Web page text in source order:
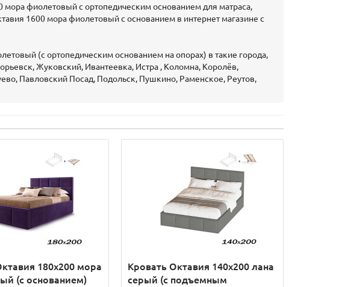
мора фиолетовый с ортопедическим основанием для матраса,
1600 мора фиолетовый с основанием в интернет магазине с
(с ортопедическим основанием на опорах) в такие города,
Жуковский, Ивантеевка, Истра , Коломна, Королёв,
Павловский Посад, Подольск, Пушкино, Раменское, Реутов,
180х200 мора
(с основанием)
Кровать Октавия 140х200 лана
серый (с подъемным